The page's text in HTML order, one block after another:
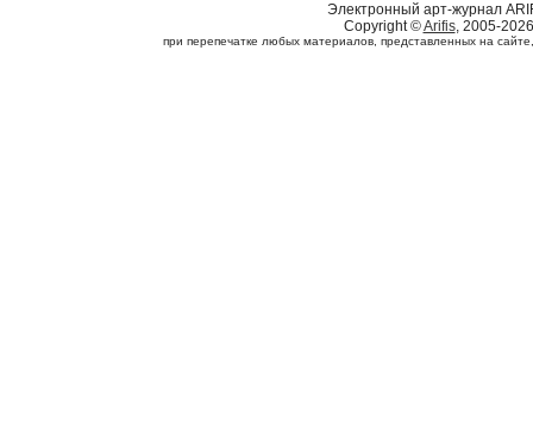
Электронный арт-журнал
Copyright ©Arifis, 2005-2026
при перепечатке любых материалов, представленных на